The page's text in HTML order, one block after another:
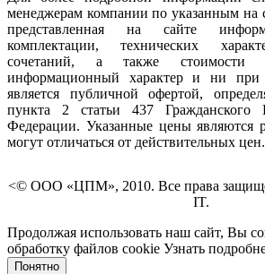
менеджерам компании по указанным на
представленная на сайте
комплектации, технических
сочетаний, а также стоимости
информационный характер и ни при
является публичной офертой,
пункта 2 статьи 437 Гражданского
Федерации. Указанные цены являются
могут отличаться от действительных цен.
<© ООО «ЦПМ», 2010. Все права
IT.
Продолжая использовать наш сайт, Вы
обработку файлов cookie Узнать
Понятно